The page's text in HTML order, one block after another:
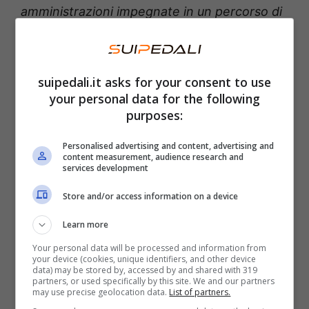
amministrazioni impegnate in un percorso di
caratteristico di ComuniCiclabili è la
formazione, che accompagna ogni momento
pubblico e che va dagli aspetti più
strettamente tecnici e normativi a quelli più
ampi e innovativi, come quello dedicato oggi
al Placemaking, grazie al contributo della
vicepresidente FIAB Valeria Lorenzelli,
Premio letterario di saggistica economica e
sociale 2024 de Il Sole 24 Ore“.
Il progettoFIAB-ComuniCiclabilinasce con
suipedali.it asks for your consent to use
your personal data for the following
purposes:
Personalised advertising and content, advertising and
content measurement, audience research and
services development
Store and/or access information on a device
Learn more
Your personal data will be processed and information from
your device (cookies, unique identifiers, and other device
data) may be stored by, accessed by and shared with 319
partners, or used specifically by this site. We and our partners
may use precise geolocation data. List of partners.